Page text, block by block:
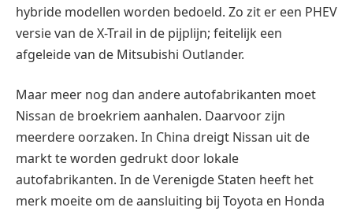
hybride modellen worden bedoeld. Zo zit er een PHEV
versie van de X-Trail in de pijplijn; feitelijk een
afgeleide van de Mitsubishi Outlander.
Maar meer nog dan andere autofabrikanten moet
Nissan de broekriem aanhalen. Daarvoor zijn
meerdere oorzaken. In China dreigt Nissan uit de
markt te worden gedrukt door lokale
autofabrikanten. In de Verenigde Staten heeft het
merk moeite om de aansluiting bij Toyota en Honda